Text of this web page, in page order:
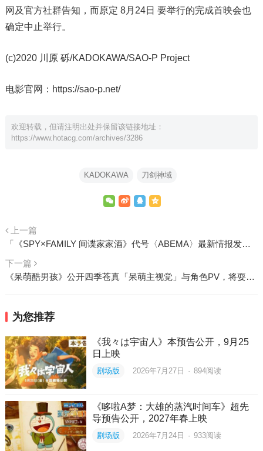
网及官方社群告知，而原定 8月24日 要举行的完成首映会也
确定中止举行。
(c)2020 川原 砾/KADOKAWA/SAO-P Project
电影官网： https://sao-p.net/
欢迎转载，但请注明出处并保留该链接地址：
https://www.hotacg.com/archives/3286
KADOKAWA 刀剑神域
上一篇
「《SPY×FAMILY 间谍家家酒》代号〈ABEMA〉最新情报发表SP」8月28日解禁第二季度宣传海报
下一篇
《呆萌酷男孩》公开四季苍真「呆萌主视觉」与角色PV，将耍笨当作生活中的调味料
为您推荐
《我々は宇宙人》本预告公开，9月25
日上映
剧场版 2026年7月27日 · 894阅读
《哆啦A梦：大雄的蒸汽时间车》超先
导预告公开，2027年春上映
剧场版 2026年7月24日 · 933阅读